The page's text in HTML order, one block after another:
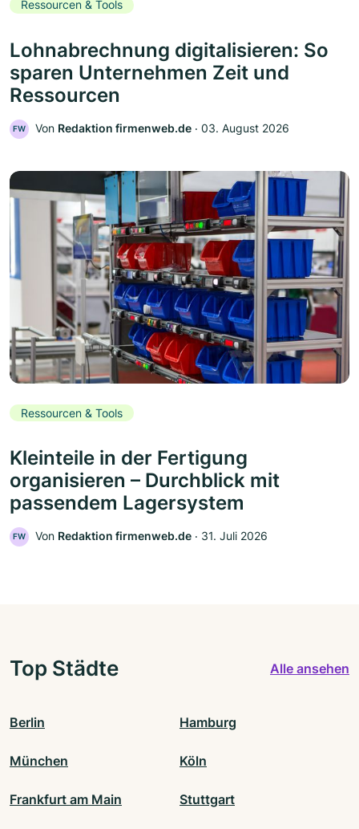
Ressourcen & Tools
Lohnabrechnung digitalisieren: So
sparen Unternehmen Zeit und
Ressourcen
FW Von Redaktion firmenweb.de ‧ 03. August 2026
Ressourcen & Tools
Kleinteile in der Fertigung
organisieren – Durchblick mit
passendem Lagersystem
FW Von Redaktion firmenweb.de ‧ 31. Juli 2026
Top Städte Alle ansehen
Berlin Hamburg
München Köln
Frankfurt am Main Stuttgart